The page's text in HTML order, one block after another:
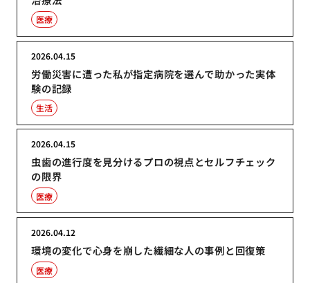
医療
労働災害に遭った私が指定病院を選んで助かった実体
験の記録
2026.04.15
生活
虫歯の進行度を見分けるプロの視点とセルフチェック
の限界
2026.04.15
医療
環境の変化で心身を崩した繊細な人の事例と回復策
2026.04.12
医療